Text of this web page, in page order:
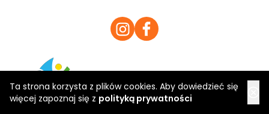
Ta strona korzysta z plików cookies. Aby dowiedzieć się
więcej zapoznaj się z polityką prywatności
Copyright 2026 Saloner Sp. z o.o.